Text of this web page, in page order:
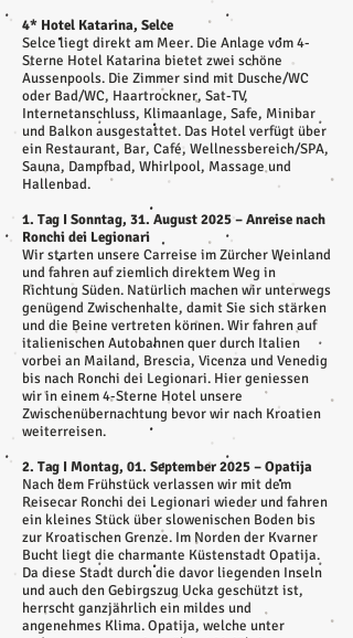
4* Hotel Katarina, Selce
Selce liegt direkt am Meer. Die Anlage vom 4-
Sterne Hotel Katarina bietet zwei schöne
Aussenpools. Die Zimmer sind mit Dusche/WC
oder Bad/WC, Haartrockner, Sat-TV,
Internetanschluss, Klimaanlage, Safe, Minibar
und Balkon ausgestattet. Das Hotel verfügt über
ein Restaurant, Bar, Café, Wellnessbereich/SPA,
Sauna, Dampfbad, Whirlpool, Massage und
Hallenbad.
1. Tag I Sonntag, 31. August 2025 – Anreise nach
Ronchi dei Legionari
Wir starten unsere Carreise im Zürcher Weinland
und fahren auf ziemlich direktem Weg in
Richtung Süden. Natürlich machen wir unterwegs
genügend Zwischenhalte, damit Sie sich stärken
und die Beine vertreten können. Wir fahren auf
italienischen Autobahnen quer durch Italien
vorbei an Mailand, Brescia, Vicenza und Venedig
bis nach Ronchi dei Legionari. Hier geniessen
wir in einem 4-Sterne Hotel unsere
Zwischenübernachtung bevor wir nach Kroatien
weiterreisen.
2. Tag I Montag, 01. September 2025 – Opatija
Nach dem Frühstück verlassen wir mit dem
Reisecar Ronchi dei Legionari wieder und fahren
ein kleines Stück über slowenischen Boden bis
zur Kroatischen Grenze. Im Norden der Kvarner
Bucht liegt die charmante Küstenstadt Opatija.
Da diese Stadt durch die davor liegenden Inseln
und auch den Gebirgszug Ucka geschützt ist,
herrscht ganzjährlich ein mildes und
angenehmes Klima. Opatija, welche unter